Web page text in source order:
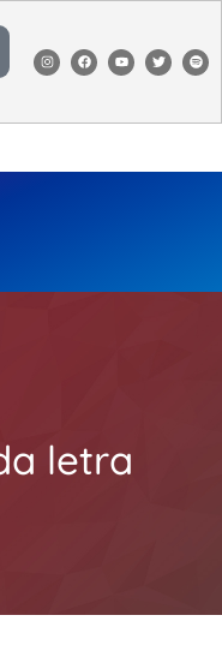
letra